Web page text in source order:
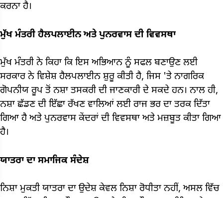
ਕਰਨਾ ਹੈ।
ਮੁੱਖ ਮੰਤਰੀ ਹੈਲਪਲਾਈਨ ਅਤੇ ਪੁਨਰਵਾਸ ਦੀ ਵਿਵਸਥਾ
ਮੁੱਖ ਮੰਤਰੀ ਨੇ ਕਿਹਾ ਕਿ ਇਸ ਅਭਿਆਨ ਨੂੰ ਸਫਲ ਬਣਾਉਣ ਲਈ
ਸਰਕਾਰ ਨੇ ਵਿਸ਼ੇਸ਼ ਹੈਲਪਲਾਈਨ ਸ਼ੁਰੂ ਕੀਤੀ ਹੈ, ਜਿਸ 'ਤੇ ਨਾਗਰਿਕ
ਗੋਪਨੀਯ ਰੂਪ ਤੋਂ ਨਸ਼ਾ ਤਸਕਰੀ ਦੀ ਜਾਣਕਾਰੀ ਦੇ ਸਕਦੇ ਹਨ। ਨਾਲ ਹੀ,
ਨਸ਼ਾ ਛੱਡਣ ਦੀ ਇੱਛਾ ਰੱਖਣ ਵਾਲਿਆਂ ਲਈ ਰਾਜ ਭਰ ਦਾ ਤਰਕ ਦਿੱਤਾ
ਗਿਆ ਹੈ ਅਤੇ ਪੁਨਰਵਾਸ ਕੇਂਦਰਾਂ ਦੀ ਵਿਵਸਥਾ ਅਤੇ ਮਜ਼ਬੂਤ ​​ਕੀਤਾ ਗਿਆ
ਹੈ।
ਯਾਤਰਾ ਦਾ ਸਮਾਜਿਕ ਸੰਦੇਸ਼
ਨਿਸ਼ਾ ਮੁਕਤੀ ਯਾਤਰਾ ਦਾ ਉਦੇਸ਼ ਕੇਵਲ ਨਿਸ਼ਾ ਰੋਧੀਤਾ ਨਹੀਂ, ਅਸਲ ਵਿੱਚ